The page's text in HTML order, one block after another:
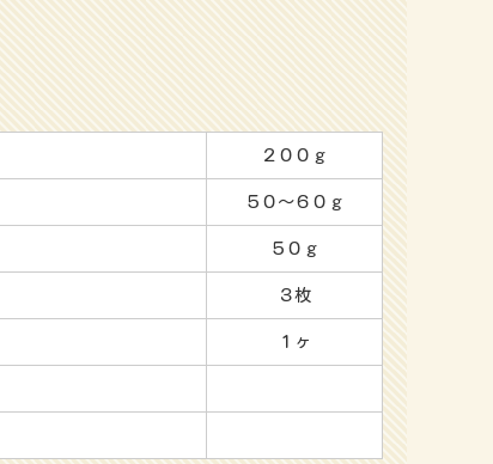
２００ｇ
５０～６０ｇ
５０ｇ
３枚
１ヶ